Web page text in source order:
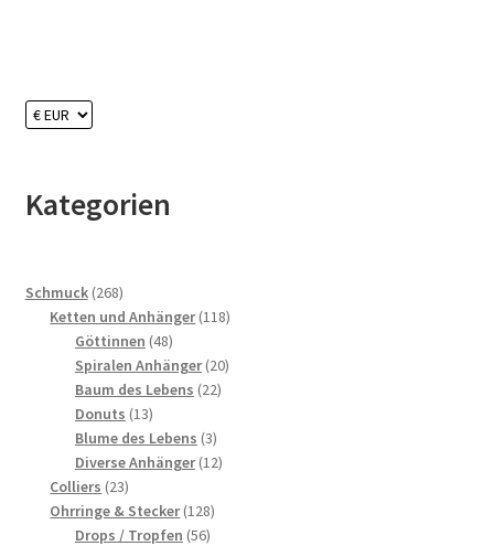
Kategorien
Schmuck 268268
Produkte
Ketten und Anhänger 118118
Göttinnen 4848
Produkte
Spiralen Anhänger 2020
Baum des Lebens 2222
Donuts 1313
Produkte
Blume des Lebens 33
Produkte
Diverse Anhänger 1212
Colliers 2323
Produkte
Ohrringe & Stecker 128128
Drops / Tropfen 5656